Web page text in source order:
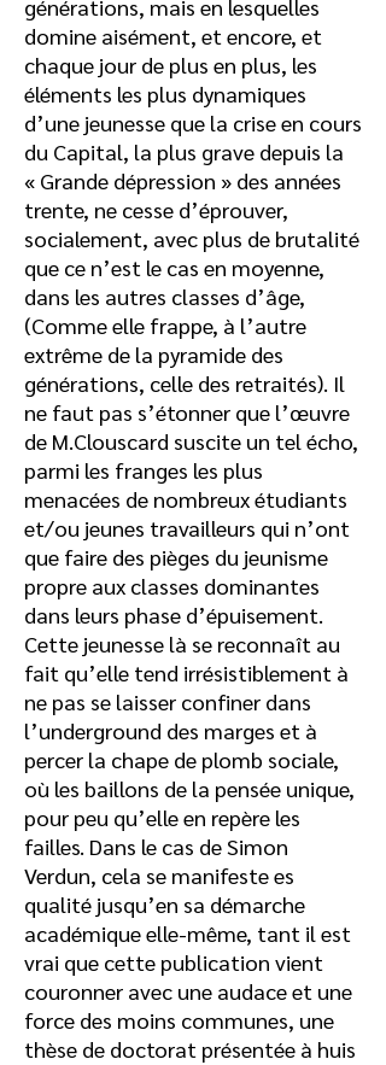
générations, mais en lesquelles
domine aisément, et encore, et
chaque jour de plus en plus, les
éléments les plus dynamiques
d’une jeunesse que la crise en cours
du Capital, la plus grave depuis la
« Grande dépression » des années
trente, ne cesse d’éprouver,
socialement, avec plus de brutalité
que ce n’est le cas en moyenne,
dans les autres classes d’âge,
(Comme elle frappe, à l’autre
extrême de la pyramide des
générations, celle des retraités). Il
ne faut pas s’étonner que l’œuvre
de M.Clouscard suscite un tel écho,
parmi les franges les plus
menacées de nombreux étudiants
et/ou jeunes travailleurs qui n’ont
que faire des pièges du jeunisme
propre aux classes dominantes
dans leurs phase d’épuisement.
Cette jeunesse là se reconnaît au
fait qu’elle tend irrésistiblement à
ne pas se laisser confiner dans
l’underground des marges et à
percer la chape de plomb sociale,
où les baillons de la pensée unique,
pour peu qu’elle en repère les
failles. Dans le cas de Simon
Verdun, cela se manifeste es
qualité jusqu’en sa démarche
académique elle-même, tant il est
vrai que cette publication vient
couronner avec une audace et une
force des moins communes, une
thèse de doctorat présentée à huis